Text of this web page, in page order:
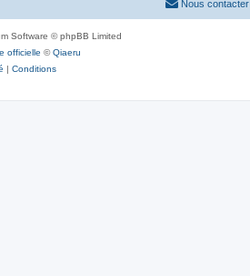
Nous contacter
Software © phpBB Limited
officielle ©Qiaeru
| Conditions